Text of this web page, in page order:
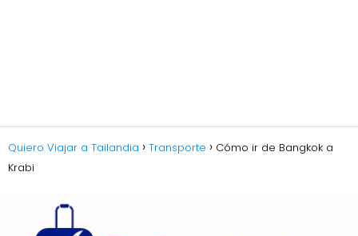
Quiero Viajar a Tailandia Transporte
Cómo ir de Bangkok a
Krabi